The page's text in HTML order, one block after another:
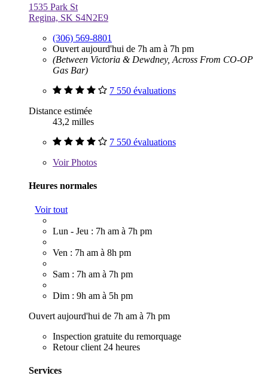
1535 Park St
Regina, SK S4N2E9
(306) 569-8801
Ouvert aujourd'hui de 7h am à 7h pm
(Between Victoria & Dewdney, Across From CO-OP
Gas Bar)
7 550 évaluations
Distance estimée
43,2 milles
7 550 évaluations
VoirPhotos
Heures normales
Voir tout
Lun - Jeu : 7h am à 7h pm
Ven : 7h am à 8h pm
Sam : 7h am à 7h pm
Dim : 9h am à 5h pm
Ouvert aujourd'hui de 7h am à 7h pm
Inspection gratuite du remorquage
Retour client 24 heures
Services